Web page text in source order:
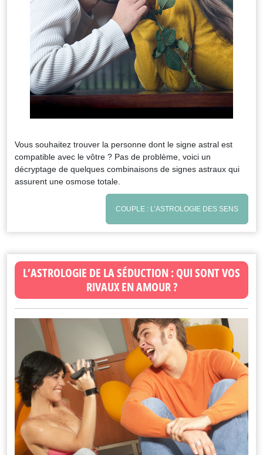
Vous souhaitez trouver la personne dont le signe astral est
compatible avec le vôtre ? Pas de problème, voici un
décryptage de quelques combinaisons de signes astraux qui
assurent une osmose totale.
COUPLE : L’ASTROLOGIE DES SENS
L’ASTROLOGIE DE LA SÉDUCTION : QUI SONT VOS
RIVAUX EN AMOUR ?